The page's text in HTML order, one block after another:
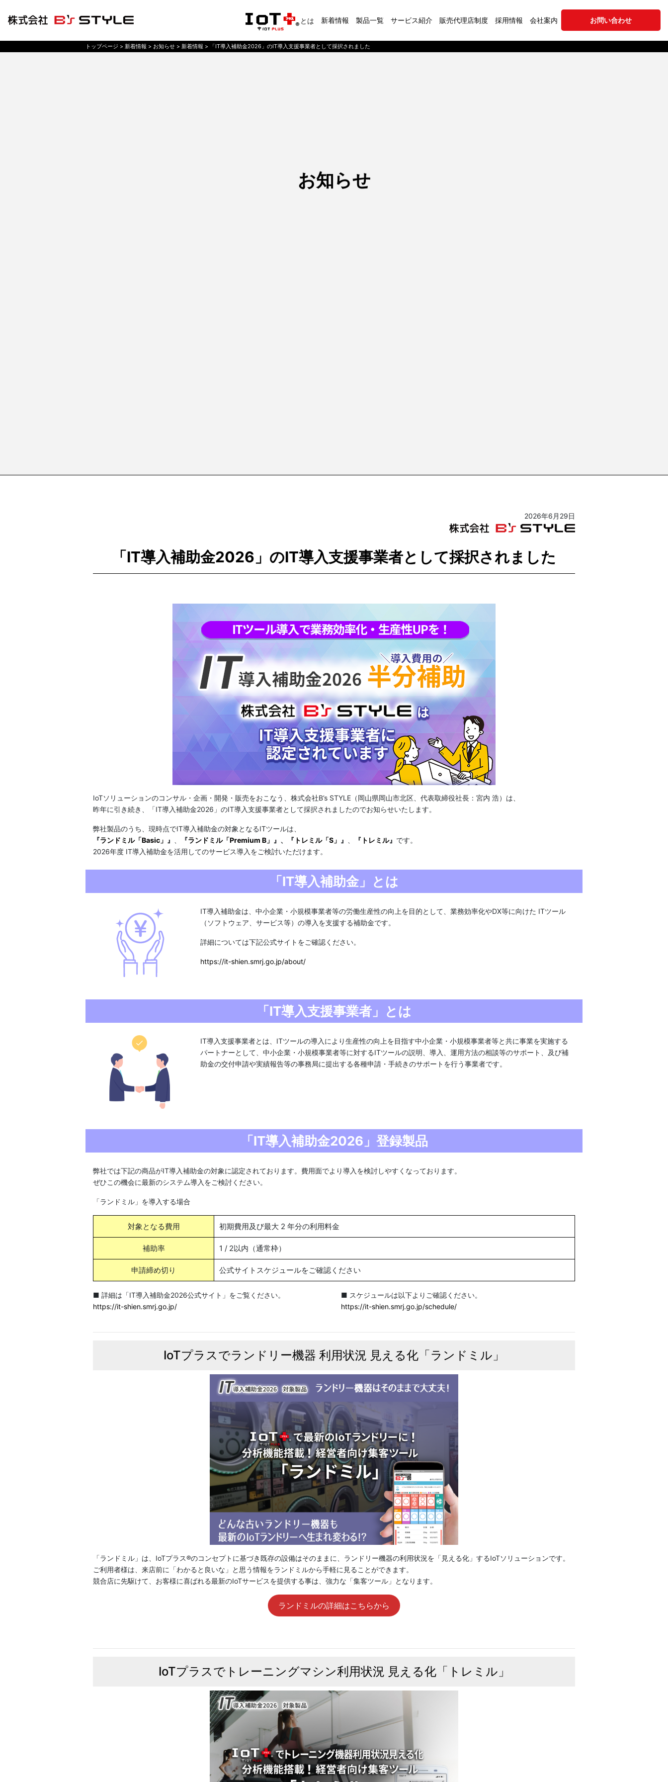
とは 新着情報 製品一覧 サービス紹介 販売代理店制度 採用情報 会社案内 お問い合わせ
トップページ > 新着情報 > お知らせ > 新着情報 > 「IT導入補助金2026」のIT導入支援事業者として採択されました
お知らせ
2026年6月29日
「IT導入補助金2026」のIT導入支援事業者として採択されました
IoTソリューションのコンサル・企画・開発・販売をおこなう、株式会社B’s STYLE（岡山県岡山市北区、代表取締役社長：宮内 浩）は、
昨年に引き続き、「IT導入補助金2026」のIT導入支援事業者として採択されましたのでお知らせいたします。
弊社製品のうち、現時点でIT導入補助金の対象となるITツールは、
『ランドミル「Basic」 』 『ランドミル「Premium B」 』、『 トレミル「S」 』 『 トレミル』 です。
2026年度 IT導入補助金を活用してのサービス導入をご検討いただけます。
「IT導入補助金」とは
IT導入補助金は、中小企業・小規模事業者等の労働生産性の向上を目的として、業務効率化やDX等に向けた ITツール
（ソフトウェア、サービス等）の導入を支援する補助金です。
詳細については下記公式サイトをご確認ください。
https://it-shien.smrj.go.jp/about/
「IT導入支援事業者」とは
IT導入支援事業者とは、ITツールの導入により生産性の向上を目指す中小企業・小規模事業者等と共に事業を実施する
パートナーとして、中小企業・小規模事業者等に対するITツールの説明、導入、運用方法の相談等のサポート、及び補
助金の交付申請や実績報告等の事務局に提出する各種申請・手続きのサポートを行う事業者です。
「IT導入補助金2026」登録製品
弊社では下記の商品がIT導入補助金の対象に認定されております。費用面でより導入を検討しやすくなっております。
ぜひこの機会に最新のシステム導入をご検討ください。
「ランドミル」を導入する場合
対象となる費用 初期費用及び最大 2 年分の利用料金
補助率 1 / 2以内（通常枠）
申請締め切り 公式サイトスケジュールをご確認ください
■ 詳細は「IT導入補助金2026公式サイト」をご覧ください。
https://it-shien.smrj.go.jp/
■ スケジュールは以下よりご確認ください。
https://it-shien.smrj.go.jp/schedule/
IoTプラスでランドリー機器 利用状況 見える化「ランドミル」
「ランドミル」は、IoTプラス®のコンセプトに基づき既存の設備はそのままに、ランドリー機器の利用状況を「見える化」するIoTソリューションです。
ご利用者様は、来店前に「わかると良いな」と思う情報をランドミルから手軽に見ることができます。
競合店に先駆けて、お客様に喜ばれる最新のIoTサービスを提供する事は、強力な「集客ツール」となります。
ランドミルの詳細はこちらから
IoTプラスでトレーニングマシン利用状況 見える化「トレミル」